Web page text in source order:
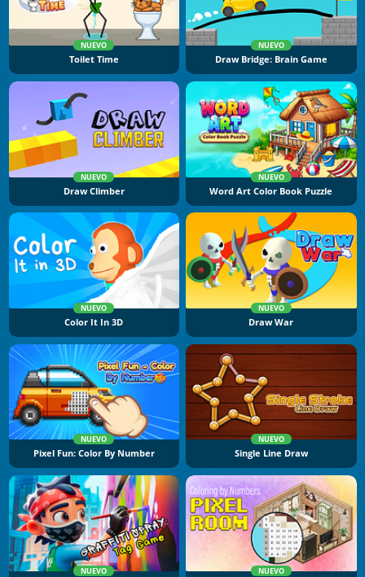
NUEVO
Toilet Time
NUEVO
Draw Bridge: Brain Game
NUEVO
Draw Climber
NUEVO
Word Art Color Book Puzzle
NUEVO
Color It In 3D
NUEVO
Draw War
NUEVO
Pixel Fun: Color By Number
NUEVO
Single Line Draw
NUEVO NUEVO